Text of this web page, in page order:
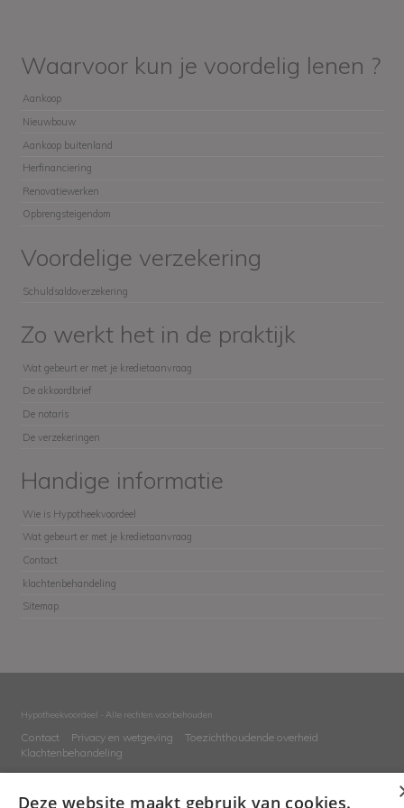
Waarvoor kun je voordelig lenen ?
Aankoop
Nieuwbouw
Aankoop buitenland
Herfinanciering
Renovatiewerken
Opbrengsteigendom
Voordelige verzekering
Schuldsaldoverzekering
Zo werkt het in de praktijk
Wat gebeurt er met je kredietaanvraag
De akkoordbrief
De notaris
De verzekeringen
Handige informatie
Wie is Hypotheekvoordeel
Wat gebeurt er met je kredietaanvraag
Contact
klachtenbehandeling
Sitemap
Hypotheekvoordeel - Alle rechten voorbehouden
Contact Privacy en wetgeving
Toezichthoudende overheid
Klachtenbehandeling
Deze website maakt gebruik van cookies.